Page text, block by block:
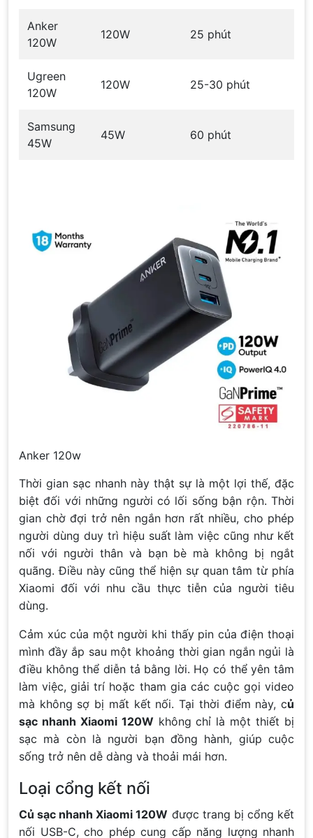
Anker
120W
120W 25 phút
Ugreen
120W
120W 25-30 phút
Samsung
45W
45W 60 phút
Anker 120w
Thời gian sạc nhanh này thật sự là một lợi thế, đặc
biệt đối với những người có lối sống bận rộn. Thời
gian chờ đợi trở nên ngắn hơn rất nhiều, cho phép
người dùng duy trì hiệu suất làm việc cũng như kết
nối với người thân và bạn bè mà không bị ngắt
quãng. Điều này cũng thể hiện sự quan tâm từ phía
Xiaomi đối với nhu cầu thực tiễn của người tiêu
dùng.
Cảm xúc của một người khi thấy pin của điện thoại
mình đầy ắp sau một khoảng thời gian ngắn ngủi là
điều không thể diễn tả bằng lời. Họ có thể yên tâm
làm việc, giải trí hoặc tham gia các cuộc gọi video
mà không sợ bị mất kết nối. Tại thời điểm này, củ
sạc nhanh Xiaomi 120W không chỉ là một thiết bị
sạc mà còn là người bạn đồng hành, giúp cuộc
sống trở nên dễ dàng và thoải mái hơn.
Loại cổng kết nối
Củ sạc nhanh Xiaomi 120W được trang bị cổng kết
nối USB-C, cho phép cung cấp năng lượng nhanh